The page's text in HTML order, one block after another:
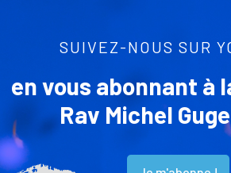
SUIVEZ-NOUS SUR
en vous abonnant à
Rav Michel